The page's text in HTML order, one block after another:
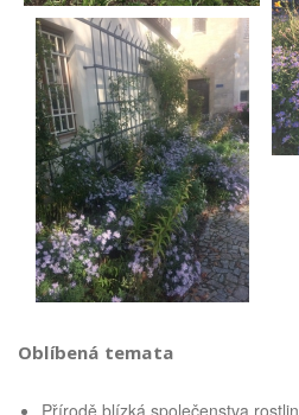
Oblíbená temata